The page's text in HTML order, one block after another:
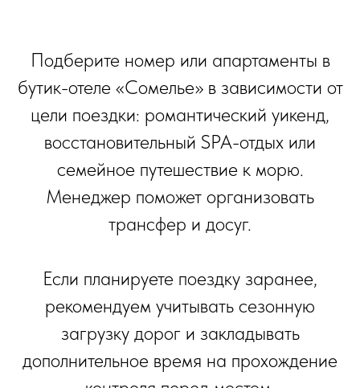
Подберите номер или апартаменты в
бутик-отеле «Сомелье» в зависимости от
цели поездки: романтический уикенд,
восстановительный SPA-отдых или
семейное путешествие к морю.
Менеджер поможет организовать
трансфер и досуг.
Если планируете поездку заранее,
рекомендуем учитывать сезонную
загрузку дорог и закладывать
дополнительное время на прохождение